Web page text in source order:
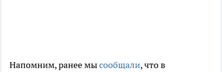
Напомним, ранее мысообщали, что в